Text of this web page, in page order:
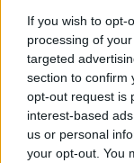
If you wish to opt-
processing of
targeted
section to confirm
opt-out request is
interest-based
us or personal
your opt-out. You
ce
b
o
o
k
it
te
r
NOTIZIE RECENTI